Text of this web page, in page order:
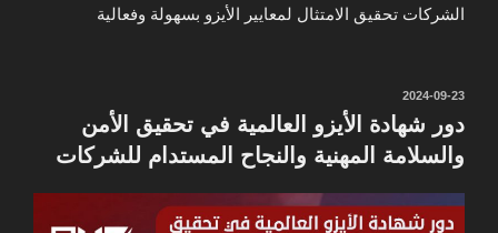
الشركات تحقيق الامتثال لمعايير الأيزو بسهولة وفعالية
نُشر
2024-09-23
دور شهادة الأيزو العالمية في تحقيق الأمن
والسلامة المهنية والنجاح المستدام للشركات